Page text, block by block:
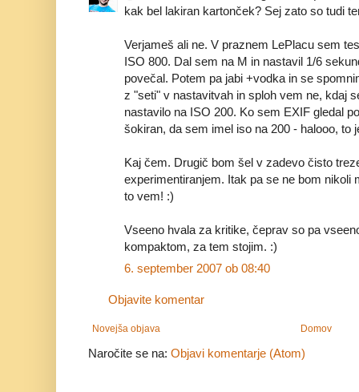
kak bel lakiran kartonček? Sej zato so tudi
Verjameš ali ne. V praznem LePlacu sem
ISO 800. Dal sem na M in nastavil 1/6
povečal. Potem pa jabi +vodka in se
z "seti" v nastavitvah in sploh vem ne, kdaj
nastavilo na ISO 200. Ko sem EXIF gledal
šokiran, da sem imel iso na 200 - halooo, to
Kaj čem. Drugič bom šel v zadevo čisto
experimentiranjem. Itak pa se ne bom nikoli
to vem! :)
Vseeno hvala za kritike, čeprav so pa
kompaktom, za tem stojim. :)
6. september 2007 ob 08:40
Objavite komentar
Novejša objava Domov
Naročite se na: Objavi komentarje (Atom)